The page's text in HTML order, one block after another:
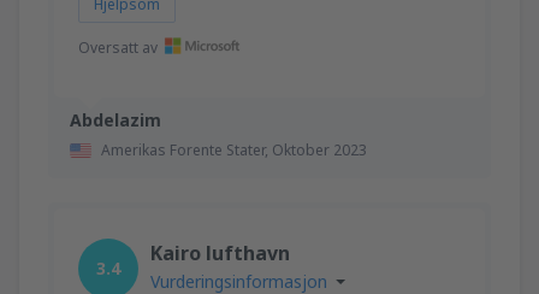
Abdelazim
Amerikas Forente Stater, Oktober 2023
Oversatt av
3.4
Kairo lufthavn
Vurderingsinformasjon